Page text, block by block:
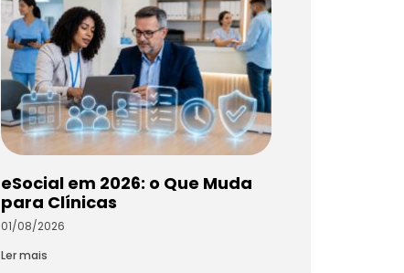
eSocial em 2026: o Que Muda
para Clínicas
01/08/2026
Ler mais